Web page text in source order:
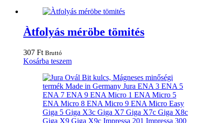
Àtfolyás méröbe tömités
307 Ft Bruttó
Kosárba teszem